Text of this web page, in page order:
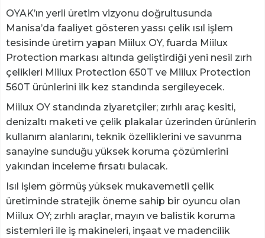
OYAK’ın yerli üretim vizyonu doğrultusunda
Manisa’da faaliyet gösteren yassı çelik ısıl işlem
tesisinde üretim yapan Miilux OY, fuarda Miilux
Protection markası altında geliştirdiği yeni nesil zırh
çelikleri Miilux Protection 650T ve Miilux Protection
560T ürünlerini ilk kez standında sergileyecek.
Miilux OY standında ziyaretçiler; zırhlı araç kesiti,
denizaltı maketi ve çelik plakalar üzerinden ürünlerin
kullanım alanlarını, teknik özelliklerini ve savunma
sanayine sunduğu yüksek koruma çözümlerini
yakından inceleme fırsatı bulacak.
Isıl işlem görmüş yüksek mukavemetli çelik
üretiminde stratejik öneme sahip bir oyuncu olan
Miilux OY; zırhlı araçlar, mayın ve balistik koruma
sistemleri ile iş makineleri, inşaat ve madencilik